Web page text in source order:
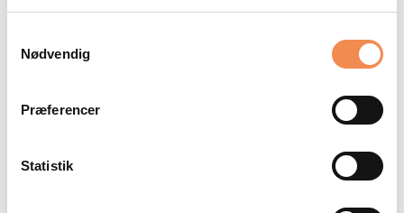
Nødvendig
Præferencer
Statistik
You can write with linguistic precision.
The zip file contains: